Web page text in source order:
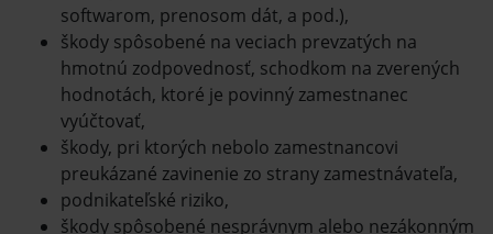
softwarom, prenosom dát, a pod.),
škody spôsobené na veciach prevzatých na
hmotnú zodpovednosť, schodkom na zverených
hodnotách, ktoré je povinný zamestnanec
vyúčtovať,
škody, pri ktorých nebolo zamestnancovi
preukázané zavinenie zo strany zamestnávateľa,
podnikateľské riziko,
škody spôsobené nesprávnym alebo nezákonným